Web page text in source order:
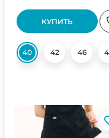
КУПИТЬ
40 42 46